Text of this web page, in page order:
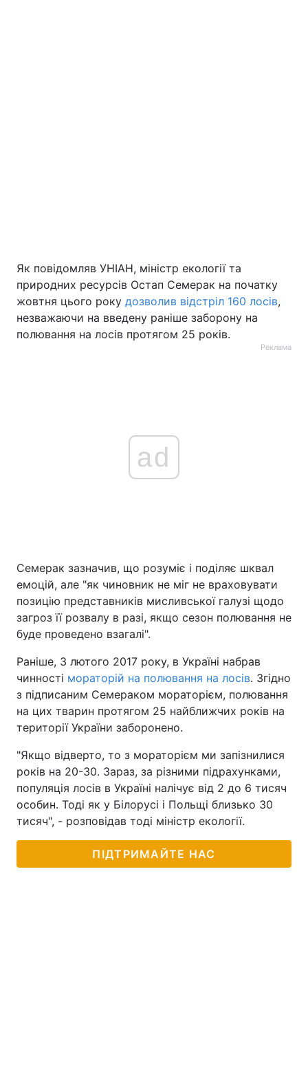
Як повідомляв УНІАН, міністр екології та
природних ресурсів Остап Семерак на початку
жовтня цього року дозволив відстріл 160 лосів,
незважаючи на введену раніше заборону на
полювання на лосів протягом 25 років.
Реклама
ad
Семерак зазначив, що розуміє і поділяє шквал
емоцій, але "як чиновник не міг не враховувати
позицію представників мисливської галузі щодо
загроз її розвалу в разі, якщо сезон полювання не
буде проведено взагалі".
Раніше, 3 лютого 2017 року, в Україні набрав
чинності мораторій на полювання на лосів. Згідно
з підписаним Семераком мораторієм, полювання
на цих тварин протягом 25 найближчих років на
території України заборонено.
"Якщо відверто, то з мораторієм ми запізнилися
років на 20-30. Зараз, за різними підрахунками,
популяція лосів в Україні налічує від 2 до 6 тисяч
особин. Тоді як у Білорусі і Польщі близько 30
тисяч", - розповідав тоді міністр екології.
ПІДТРИМАЙТЕ НАС